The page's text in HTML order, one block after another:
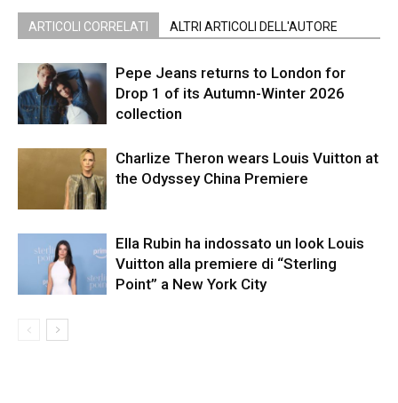
ARTICOLI CORRELATI ALTRI ARTICOLI DELL'AUTORE
Pepe Jeans returns to London for
Drop 1 of its Autumn-Winter 2026
collection
Charlize Theron wears Louis Vuitton at
the Odyssey China Premiere
Ella Rubin ha indossato un look Louis
Vuitton alla premiere di “Sterling
Point” a New York City